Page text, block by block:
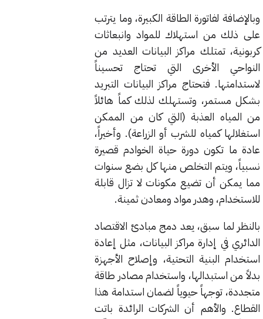
وبالإضافة لفاتورة الطاقة الكبيرة، وما يترتب
على ذلك من استهلاك للمواد وانبعاثات
كربونية، تمتلك مراكز البيانات العديد من
النواحي الأخرى التي تحتاج تحسيناً
لاستدامتها. فتحتاج مراكز البيانات التبريد
بشكل مستمر، وتستهلك لذلك كماً هائلاً
من المياه العذبة (التي كان من الممكن
استغلالها كمياه للشرب أو الزراعة). وأخيراً،
عادة ما تكون دورة حياة الخوادم قصيرة
نسبياً، ويتم التخلص منها كل بضع سنوات
مما يمكن أن تضيع مكونات لا تزال قابلة
للاستخدام، وهدر مواد ومعادن ثمينة.
بالنظر لما سبق، يعد دمج مبادئ الاقتصاد
الدائري في إدارة مراكز البيانات، مثل إعادة
استخدام البنية التحتية، وإصلاح الأجهزة
بدلاً من استبدالها، واستخدام مصادر طاقة
متجددة، توجهاً حيوياً لضمان استدامة هذا
القطاع. والأهم أن الشركات الرائدة باتت